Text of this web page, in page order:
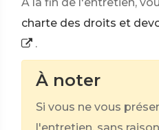
charte des droits et
.
À noter
Si vous ne vous